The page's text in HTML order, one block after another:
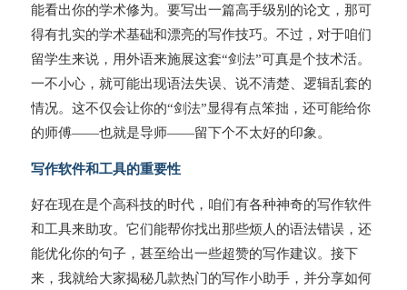
能看出你的学术修为。要写出一篇高手级别的论文，那可
得有扎实的学术基础和漂亮的写作技巧。不过，对于咱们
留学生来说，用外语来施展这套“剑法”可真是个技术活。
一不小心，就可能出现语法失误、说不清楚、逻辑乱套的
情况。这不仅会让你的“剑法”显得有点笨拙，还可能给你
的师傅——也就是导师——留下个不太好的印象。
写作软件和工具的重要性
好在现在是个高科技的时代，咱们有各种神奇的写作软件
和工具来助攻。它们能帮你找出那些烦人的语法错误，还
能优化你的句子，甚至给出一些超赞的写作建议。接下
来，我就给大家揭秘几款热门的写作小助手，并分享如何